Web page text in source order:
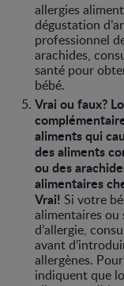
allergies
dégustation
professionnel
arachides,
santé pour
bébé.
Vrai ou faux?
aliments qui
des aliments
ou des
alimentaires
Vrai! Si votre
alimentaires ou
d’allergie,
avant
allergènes.
indiquent que